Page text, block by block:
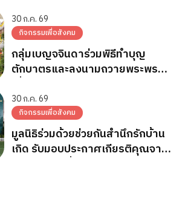
พระชนมพรรษา 28 ก.ค.2569
30 ก.ค. 69
กิจกรรมเพื่อสังคม
กลุ่มเบญจจินดาร่วมพิธีทำบุญ
ตักบาตรและลงนามถวายพระพร
พระบาทสมเด็จพระเจ้าอยู่หัว
30 ก.ค. 69
กิจกรรมเพื่อสังคม
มูลนิธิร่วมด้วยช่วยกันสำนึกรักบ้าน
เกิด รับมอบประกาศเกียรติคุณจาก